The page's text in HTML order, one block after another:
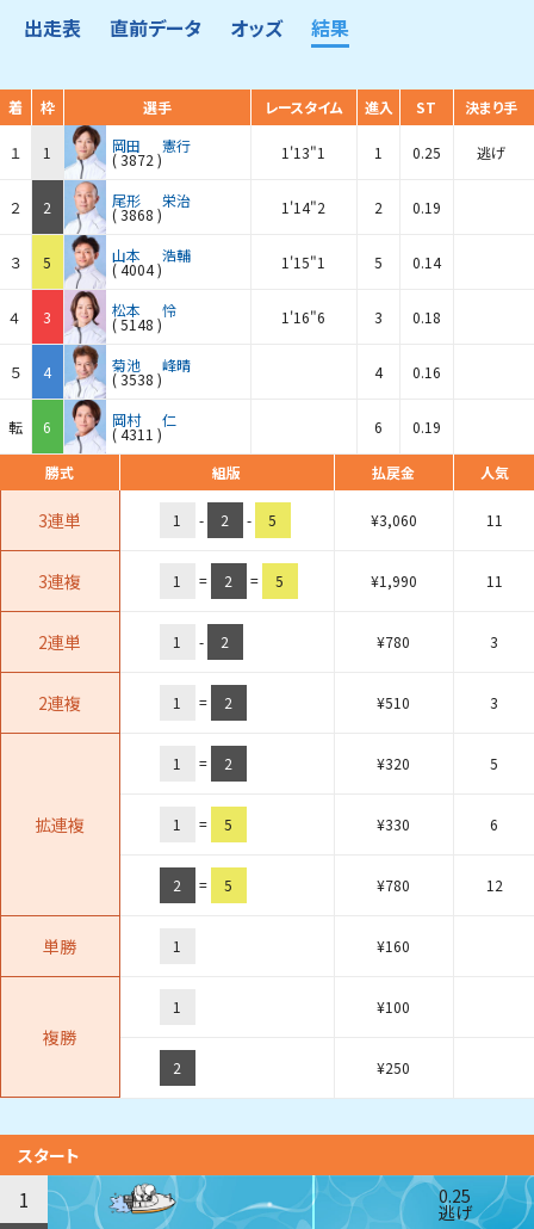
出走表 直前データ オッズ 結果
着 枠 選手 レースタイム 進入 ST 決まり手
１ 1 岡田 憲行
(3872 ) 1'13"1 1 0.25 逃げ
２ 2 尾形 栄治
(3868 ) 1'14"2 2 0.19
３ 5 山本 浩輔
(4004) 1'15"1 5 0.14
４ 3 松本 怜
(5148 ) 1'16"6 3 0.18
５ 4 菊池 峰晴
(3538 ) 4 0.16
転 6 岡村 仁
(4311 ) 6 0.19
勝式 組版 払戻金 人気
3連単 1 - 2 - 5 ¥3,060 11
3連複 1 = 2 = 5 ¥1,990 11
2連単 1 - 2 ¥780 3
2連複 1 = 2 ¥510 3
拡連複
1 = 2 ¥320 5
1 = 5 ¥330 6
2 = 5 ¥780 12
単勝 1 ¥160
複勝
1 ¥100
2 ¥250
スタート
1 0.25
逃げ